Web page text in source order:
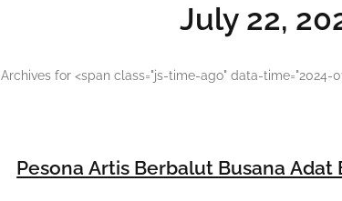
July 22,
Archives for <span class="js-time-ago" data-time="2024-
Pesona Artis Berbalut Busana Adat